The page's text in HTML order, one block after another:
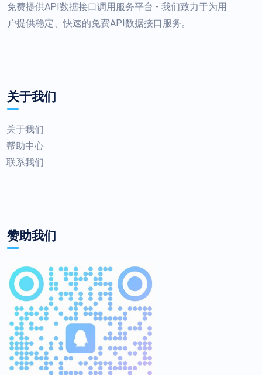
免费提供API数据接口调用服务平台 - 我们致力于为用
户提供稳定、快速的免费API数据接口服务。
关于我们
关于我们
帮助中心
联系我们
赞助我们